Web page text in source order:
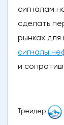
сигналам
сделать
рынках для
сигналы
и
Трейдер